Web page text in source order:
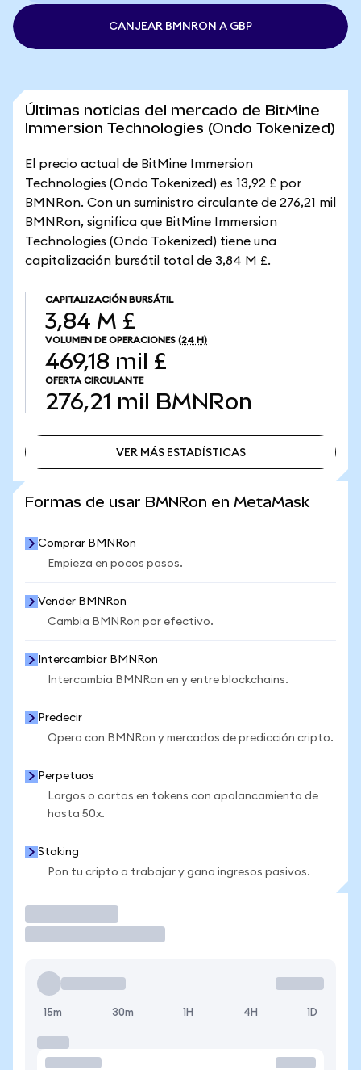
CANJEAR BMNRON A GBP
Últimas noticias del mercado de BitMine
Immersion Technologies (Ondo Tokenized)
El precio actual de BitMine Immersion
Technologies (Ondo Tokenized) es 13,92 £ por
BMNRon. Con un suministro circulante de 276,21 mil
BMNRon, significa que BitMine Immersion
Technologies (Ondo Tokenized) tiene una
capitalización bursátil total de 3,84 M £.
CAPITALIZACIÓN BURSÁTIL
3,84 M £
VOLUMEN DE OPERACIONES (24 H)
469,18 mil £
OFERTA CIRCULANTE
276,21 mil BMNRon
VER MÁS ESTADÍSTICAS
Formas de usar BMNRon en MetaMask
Comprar BMNRon
Empieza en pocos pasos.
Vender BMNRon
Cambia BMNRon por efectivo.
Intercambiar BMNRon
Intercambia BMNRon en y entre blockchains.
Predecir
Opera con BMNRon y mercados de predicción cripto.
Perpetuos
Largos o cortos en tokens con apalancamiento de
hasta 50x.
Staking
Pon tu cripto a trabajar y gana ingresos pasivos.
15m 30m 1H 4H 1D